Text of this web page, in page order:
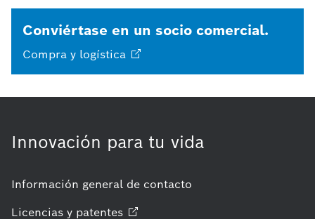
Conviértase en un socio comercial.
Compra y logística
Innovación para tu vida
Información general de contacto
Licencias y patentes